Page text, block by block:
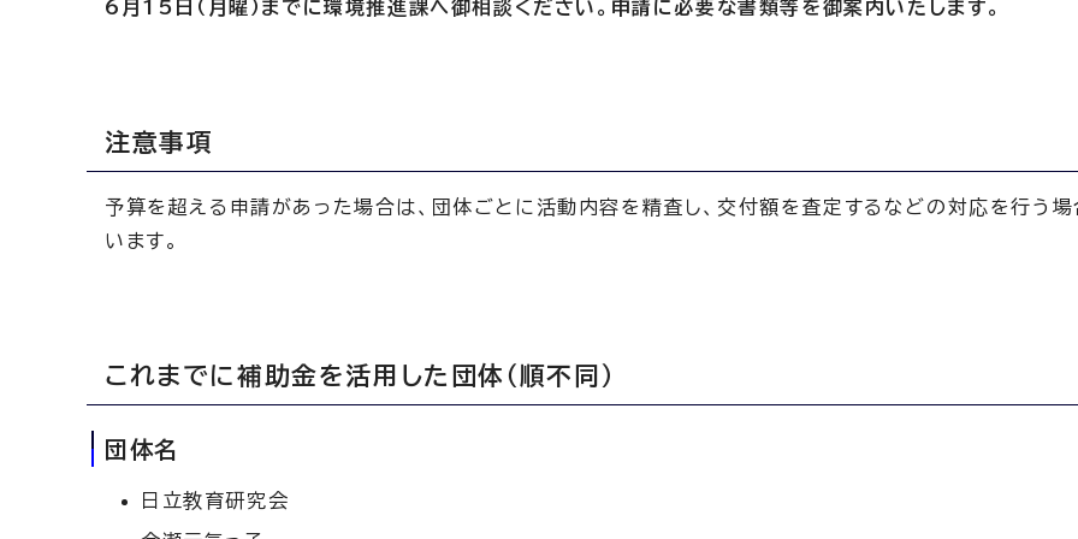
6月15日（月曜）までに環境推進課へ御相談ください。申請に必要な書類等を御案内いたします。
注意事項
予算を超える申請があった場合は、団体ごとに活動内容を精査し、交付額を査定するなどの対応を行う
います。
これまでに補助金を活用した団体（順不同）
団体名
日立教育研究会